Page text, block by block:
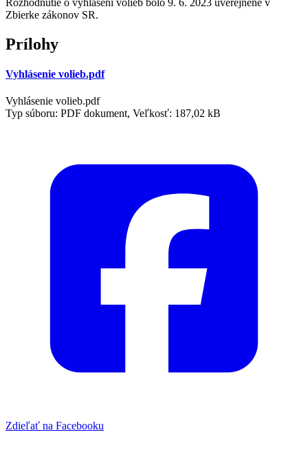
Zbierke zákonov SR.
Prílohy
Vyhlásenie volieb.pdf
Vyhlásenie volieb.pdf
Typ súboru: PDF dokument, Veľkosť: 187,02 kB
Zdieľať na Facebooku